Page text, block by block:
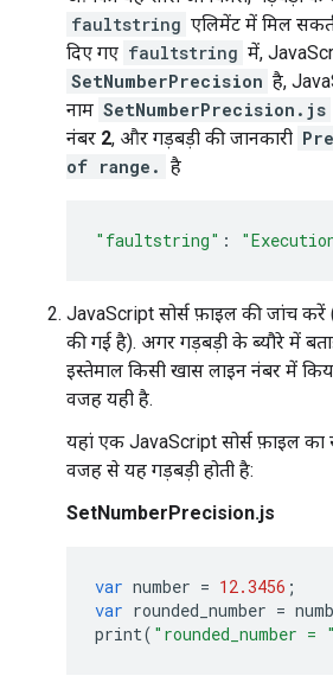
faultstring एलिमेंट में मिल
दिए गए faultstring में,
SetNumberPrecision है,
नाम SetNumberPrecision.js
नंबर 2, और गड़बड़ी की जानकारी
of range. है
"faultstring" :
JavaScript सोर्स फ़ाइल की जांच
की गई है). अगर गड़बड़ी के ब्यौरे में
इस्तेमाल किसी खास लाइन नंबर में
वजह यही है.
यहां एक JavaScript सोर्स फ़ाइल का
वजह से यह गड़बड़ी होती है:
SetNumberPrecision.js
var number = 12.3456 ;
var rounded_number =
print( "rounded_number = "